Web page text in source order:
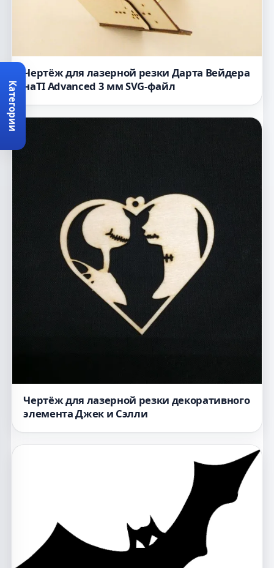
Категории
Чертёж для лазерной резки Дарта Вейдера
наTI Advanced 3 мм SVG-файл
Чертёж для лазерной резки декоративного
элемента Джек и Сэлли